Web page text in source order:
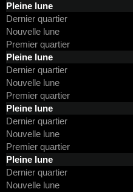
Pleine lune
Dernier quartier
Nouvelle lune
Premier quartier
Pleine lune
Dernier quartier
Nouvelle lune
Premier quartier
Pleine lune
Dernier quartier
Nouvelle lune
Premier quartier
Pleine lune
Dernier quartier
Nouvelle lune